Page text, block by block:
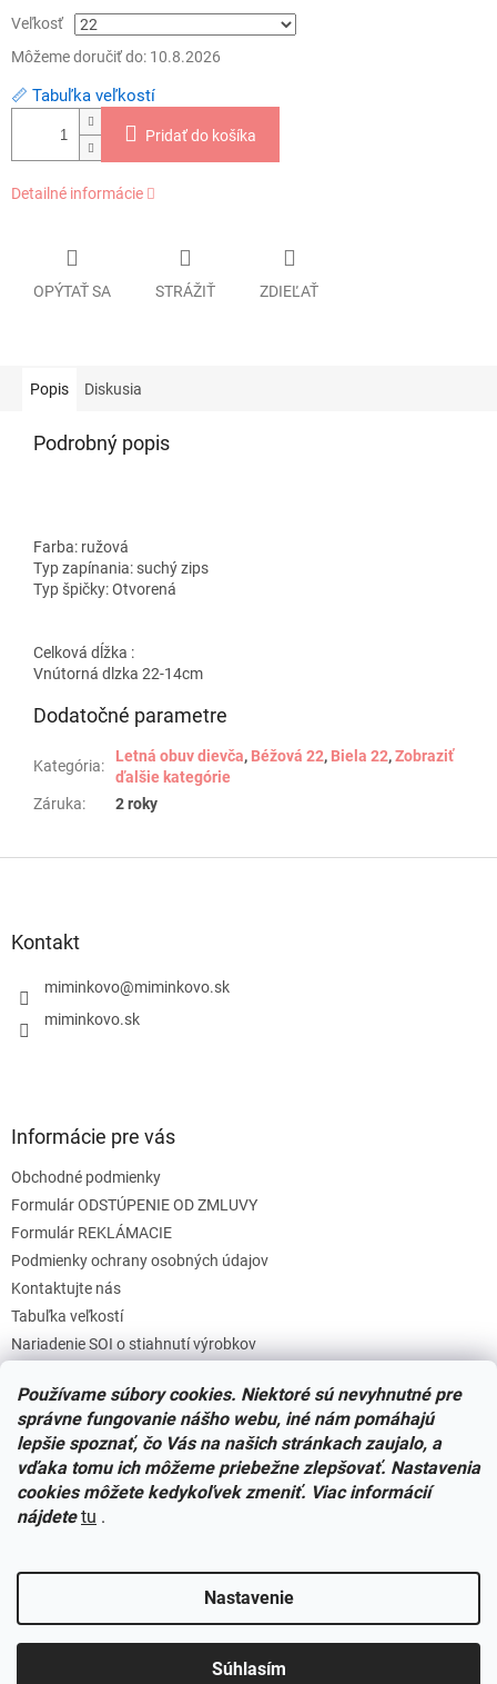
Používame súbory cookies. Niektoré sú nevyhnutné pre
správne fungovanie nášho webu, iné nám pomáhajú
lepšie spoznať, čo Vás na našich stránkach zaujalo, a
vďaka tomu ich môžeme priebežne zlepšovať. Nastavenia
cookies môžete kedykoľvek zmeniť. Viac informácií
nájdete tu .
Nastavenie
Súhlasím
Veľkosť
Môžeme doručiť do: 10.8.2026
📏 Tabuľka veľkostí
Pridať do košíka
Detailné informácie
OPÝTAŤ SA STRÁŽIŤ ZDIEĽAŤ
Popis Diskusia
Podrobný popis
Farba: ružová
Typ zapínania: suchý zips
Typ špičky:Otvorená
Celková dĺžka :
Vnútorná dlzka 22-14cm
Dodatočné parametre
Kategória:
Letná obuv dievča, Béžová 22, Biela 22,Zobraziť
ďalšie kategórie
Záruka: 2 roky
Kontakt
miminkovo@miminkovo.sk
miminkovo.sk
Informácie pre vás
Obchodné podmienky
Formulár ODSTÚPENIE OD ZMLUVY
Formulár REKLÁMACIE
Podmienky ochrany osobných údajov
Kontaktujte nás
Tabuľka veľkostí
Nariadenie SOI o stiahnutí výrobkov
Zásady súborov COOKIES
Facebook
Vytvoril Shoptet
Miminkovo.sk. Všetky práva vyhradené.